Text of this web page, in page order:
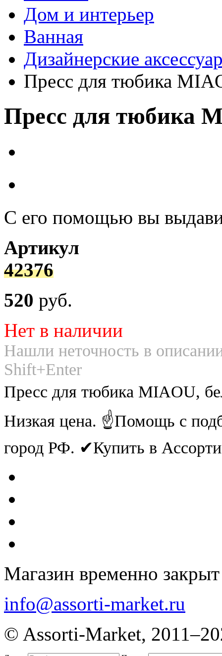
Дом и интерьер
Ванная
Дизайнерские
Пресс для тюбика
Пресс для тюбика
С его помощью вы
Артикул
42376
520 руб.
Нет в наличии
Нашли неточность в
Shift+Enter
Пресс для тюбика MIAOU,
Низкая цена. ☝Помощь с
город РФ. ✔Купить в
Магазин временно закрыт
info@assorti-market.ru
© Assorti-Market,